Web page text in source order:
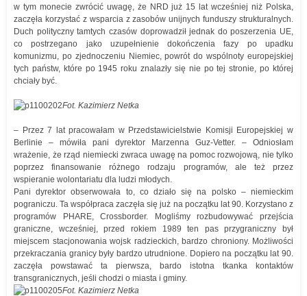
w tym monecie zwrócić uwagę, że NRD już 15 lat wcześniej niż Polska,
zaczęła korzystać z wsparcia z zasobów unijnych funduszy strukturalnych.
Duch polityczny tamtych czasów doprowadził jednak do poszerzenia UE,
co postrzegano jako uzupełnienie dokończenia fazy po upadku
komunizmu, po zjednoczeniu Niemiec, powrót do wspólnoty europejskiej
tych państw, które po 1945 roku znalazły się nie po tej stronie, po której
chciały być.
Fot. Kazimierz Netka
– Przez 7 lat pracowałam w Przedstawicielstwie Komisji Europejskiej w
Berlinie – mówiła pani dyrektor Marzenna Guz-Vetter. – Odniosłam
wrażenie, że rząd niemiecki zwraca uwagę na pomoc rozwojową, nie tylko
poprzez finansowanie różnego rodzaju programów, ale też przez
wspieranie wolontariatu dla ludzi młodych.
Pani dyrektor obserwowała to, co działo się na polsko – niemieckim
pograniczu. Ta współpraca zaczęła się już na początku lat 90. Korzystano z
programów PHARE, Crossborder. Mogliśmy rozbudowywać przejścia
graniczne, wcześniej, przed rokiem 1989 ten pas przygraniczny był
miejscem stacjonowania wojsk radzieckich, bardzo chroniony. Możliwości
przekraczania granicy były bardzo utrudnione. Dopiero na początku lat 90.
zaczęła powstawać ta pierwsza, bardo istotna tkanka kontaktów
transgranicznych, jeśli chodzi o miasta i gminy.
Fot. Kazimierz Netka